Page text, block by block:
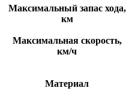
Максимальный запас хода,
км
Максимальная скорость,
км/ч
Материал